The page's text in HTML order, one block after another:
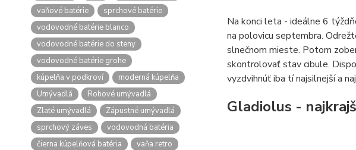
vaňové batérie
sprchové batérie
vodovodné batérie blanco
vodovodné batérie do steny
vodovodné batérie grohe
kúpelňa v podkroví
moderná kúpelňa
Umývadlá
Rohové umývadlá
Zlaté umývadlá
Zápustné umývadlá
sprchový záves
vodovodná batéria
čierna kúpelňová batéria
vaňa retro
Na konci leta - ideálne 6
na polovicu septembra.
slnečnom mieste. Potom
skontrolovať stav cibule.
vyzdvihnúť iba tí najsilnejší a
Gladiolus -